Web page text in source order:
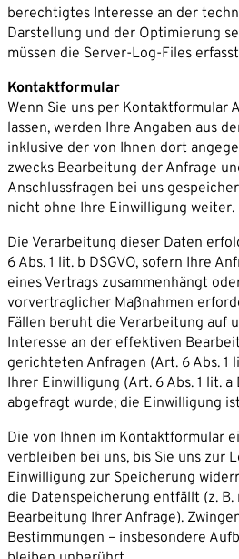
berechtigtes Interesse an der
Darstellung und der Optimierung
müssen die Server-Log-Files
Kontaktformular
Wenn Sie uns per Kontaktformular
lassen, werden Ihre Angaben aus
inklusive der von Ihnen dort
zwecks Bearbeitung der Anfrage
Anschlussfragen bei uns
nicht ohne Ihre Einwilligung weiter.
Die Verarbeitung dieser Daten
6 Abs. 1 lit. b DSGVO, sofern Ihre
eines Vertrags zusammenhängt
vorvertraglicher Maßnahmen
Fällen beruht die Verarbeitung auf
Interesse an der effektiven
gerichteten Anfragen (Art. 6 Abs. 1
Ihrer Einwilligung (Art. 6 Abs. 1 lit. a
abgefragt wurde; die Einwilligung
Die von Ihnen im Kontaktformular
verbleiben bei uns, bis Sie uns zur
Einwilligung zur Speicherung
die Datenspeicherung entfällt (z. B.
Bearbeitung Ihrer Anfrage).
Bestimmungen – insbesondere